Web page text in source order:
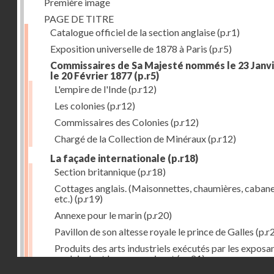
PAGE DE TITRE
Catalogue officiel de la section anglaise(p.r1)
Exposition universelle de 1878 à Paris (p.r5)
Commissaires de Sa Majesté nommés le 23
le 20 Février 1877 (p.r5)
L'empire de l'Inde(p.r12)
Les colonies (p.r12)
Commissaires des Colonies (p.r12)
Chargé de la Collection de Minéraux(p.r12)
La façade internationale (p.r18)
Section britannique(p.r18)
Cottages anglais. (Maisonnettes, chaumières,
etc.) (p.r19)
Annexe pour le marin(p.r20)
Pavillon de son altesse royale le prince de Galles
Produits des arts industriels exécutés par les
anglais dont les noms suivent(p.r21)